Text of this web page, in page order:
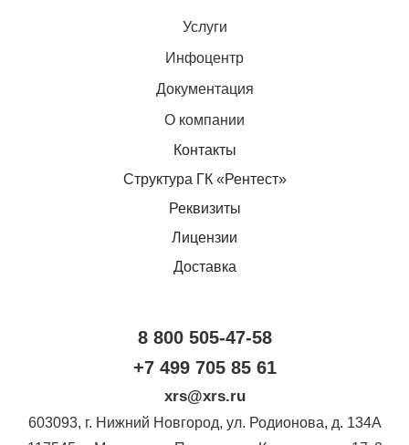
Услуги
Инфоцентр
Документация
О компании
Контакты
Структура ГК «Рентест»
Реквизиты
Лицензии
Доставка
8 800 505-47-58
+7 499 705 85 61
xrs@xrs.ru
603093, г. Нижний Новгород, ул. Родионова, д. 134А